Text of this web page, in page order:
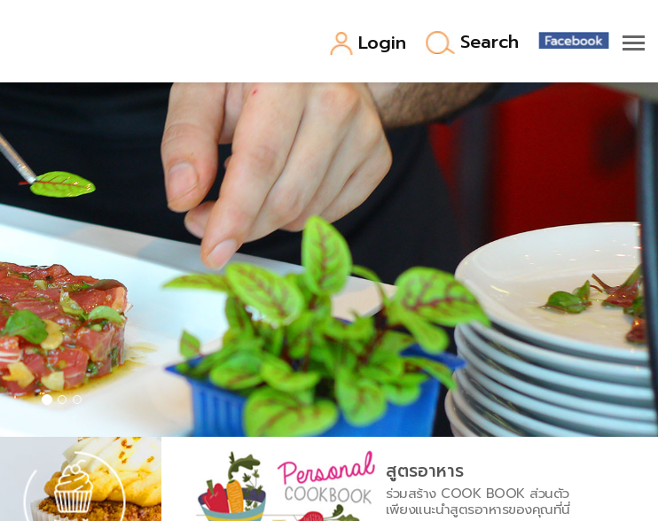
Login Search
สูตรอาหาร
ร่วมสร้าง COOK BOOK ส่วนตัว
เพียงแนะนำสูตรอาหารของคุณที่นี่